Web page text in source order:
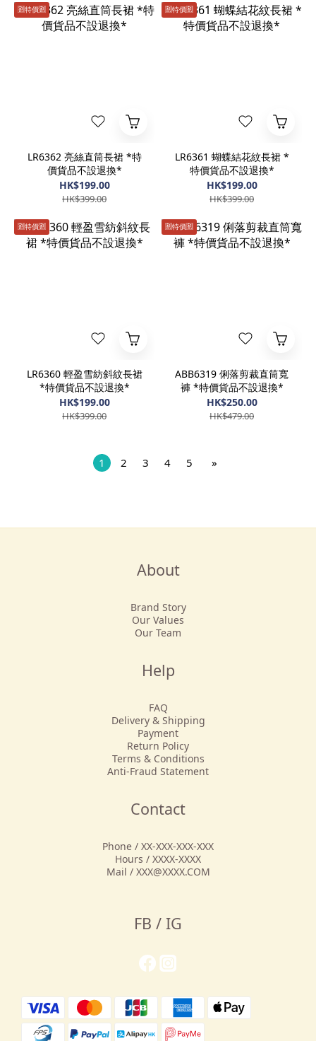
🈹️特價🈹️
LR6362 亮絲直筒長裙 *特
價貨品不設退換*
HK$199.00
HK$399.00
🈹️特價🈹️
LR6361 蝴蝶結花紋長裙 *
特價貨品不設退換*
HK$199.00
HK$399.00
🈹️特價🈹️
LR6360 輕盈雪紡斜紋長裙
*特價貨品不設退換*
HK$199.00
HK$399.00
🈹️特價🈹️
ABB6319 俐落剪裁直筒寬
褲 *特價貨品不設退換*
HK$250.00
HK$479.00
1 2 3 4 5 »
About
Brand Story
Our Values
Our Team
Help
FAQ
Delivery & Shipping
Payment
Return Policy
Terms & Conditions
Anti-Fraud Statement
Contact
Phone / XX-XXX-XXX-XXX
Hours / XXXX-XXXX
Mail / XXX@XXXX.COM
FB / IG